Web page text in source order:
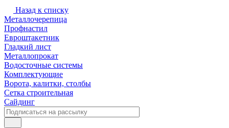
Назад к списку
Металлочерепица
Профнастил
Евроштакетник
Гладкий лист
Металлопрокат
Водосточные системы
Комплектующие
Ворота, калитки, столбы
Сетка строительная
Сайдинг